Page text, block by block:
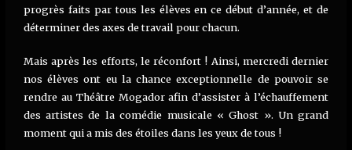
progrès faits par tous les élèves en ce début d’année, et de
déterminer des axes de travail pour chacun.
Mais après les efforts, le réconfort ! Ainsi, mercredi dernier
nos élèves ont eu la chance exceptionnelle de pouvoir se
rendre au Théâtre Mogador afin d’assister à l’échauffement
des artistes de la comédie musicale « Ghost ». Un grand
moment qui a mis des étoiles dans les yeux de tous !